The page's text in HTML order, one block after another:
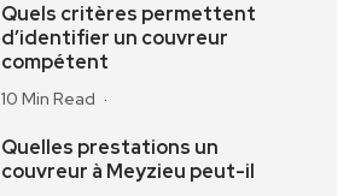
Quels critères permettent
d’identifier un couvreur
compétent
10 Min Read
Quelles prestations un
couvreur à Meyzieu peut-il